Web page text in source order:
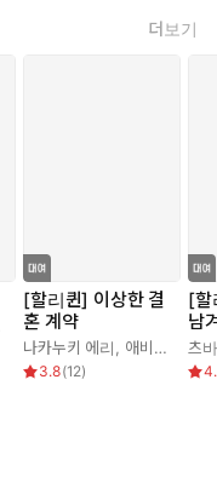
더보기
[할리퀸] 이상한 결
혼 계약
나카누키 에리 애비 그린
3.8(12)
[할
남
츠